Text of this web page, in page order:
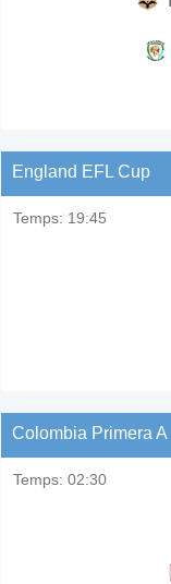
England EFL Cup
Temps: 19:45
Colombia Primera A
Temps: 02:30